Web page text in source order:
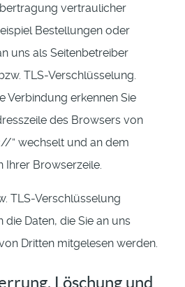
vertraulicher
Bestellungen oder
uns als Seitenbetreiber
TLS-Verschlüsselung.
Verbindung erkennen Sie
des Browsers von
” wechselt und an dem
Browserzeile.
TLS-Verschlüsselung
die Daten, die Sie an uns
Dritten mitgelesen werden.
Löschung und